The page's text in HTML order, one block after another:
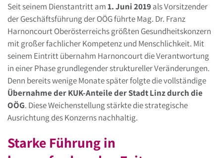
Seit seinem Dienstantritt am1. Juni 2019als Vorsitzender
der Geschäftsführung der OÖG führte Mag. Dr. Franz
Harnoncourt Oberösterreichs größten Gesundheitskonzern
mit großer fachlicher Kompetenz und Menschlichkeit. Mit
seinem Eintritt übernahm Harnoncourt die Verantwortung
in einer Phase grundlegender struktureller Veränderungen.
Denn bereits wenige Monate später folgte die vollständige
Übernahme der KUK-Anteile der Stadt Linz durch die
OÖG. Diese Weichenstellung stärkte die strategische
Ausrichtung des Konzerns nachhaltig.
Starke Führung in